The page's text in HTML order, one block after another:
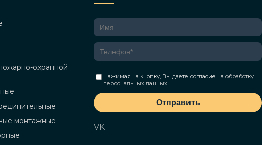
охранной
монтажные
Нажимая на кнопку, Вы даете согласие на обработку
персональных данных
Отправить
VK